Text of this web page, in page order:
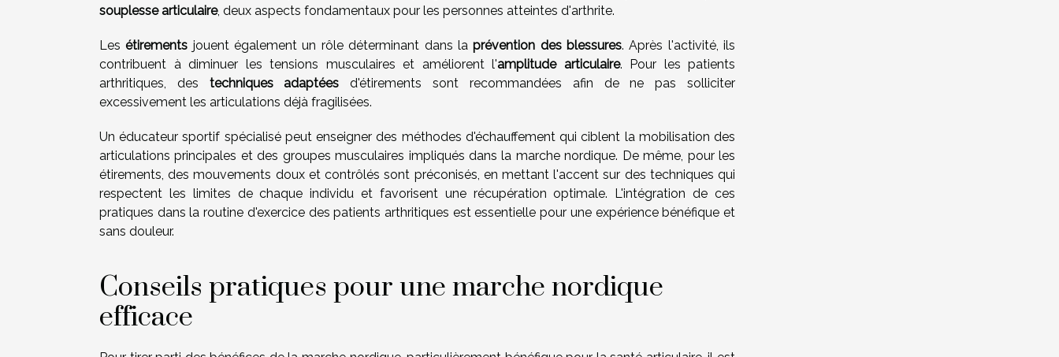
souplesse articulaire, deux aspects fondamentaux pour les personnes atteintes d'arthrite.
Lesétirements jouent également un rôle déterminant dans laprévention des blessures. Après l'activité, ils
contribuent à diminuer les tensions musculaires et améliorent l'amplitude articulaire. Pour les patients
arthritiques, des techniques adaptées d'étirements sont recommandées afin de ne pas solliciter
excessivement les articulations déjà fragilisées.
Un éducateur sportif spécialisé peut enseigner des méthodes d'échauffement qui ciblent la mobilisation des
articulations principales et des groupes musculaires impliqués dans la marche nordique. De même, pour les
étirements, des mouvements doux et contrôlés sont préconisés, en mettant l'accent sur des techniques qui
respectent les limites de chaque individu et favorisent une récupération optimale. L'intégration de ces
pratiques dans la routine d'exercice des patients arthritiques est essentielle pour une expérience bénéfique et
sans douleur.
Conseils pratiques pour une marche nordique
efficace